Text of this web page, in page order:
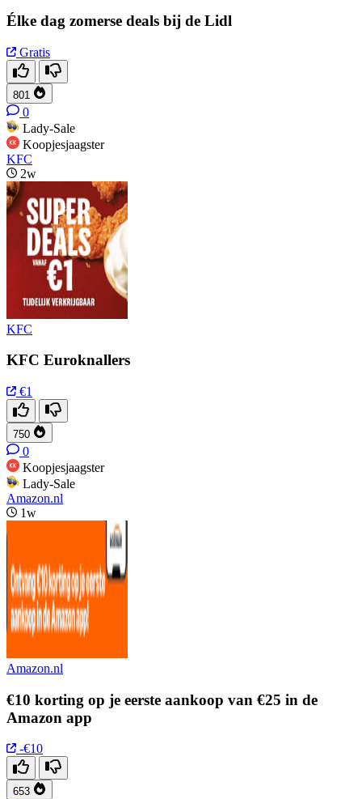
Élke dag zomerse deals bij de Lidl
Gratis
801
0
Lady-Sale
Koopjesjaagster
KFC
2w
KFC
KFC Euroknallers
€1
750
0
Koopjesjaagster
Lady-Sale
Amazon.nl
1w
Amazon.nl
€10 korting op je eerste aankoop van €25 in de
Amazon app
-€10
653